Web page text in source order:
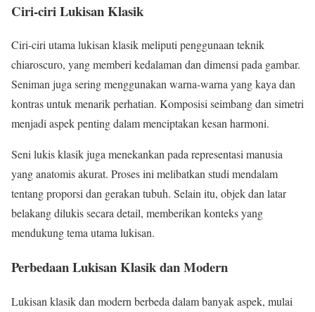
Ciri-ciri Lukisan Klasik
Ciri-ciri utama lukisan klasik meliputi penggunaan teknik
chiaroscuro, yang memberi kedalaman dan dimensi pada gambar.
Seniman juga sering menggunakan warna-warna yang kaya dan
kontras untuk menarik perhatian. Komposisi seimbang dan simetri
menjadi aspek penting dalam menciptakan kesan harmoni.
Seni lukis klasik juga menekankan pada representasi manusia
yang anatomis akurat. Proses ini melibatkan studi mendalam
tentang proporsi dan gerakan tubuh. Selain itu, objek dan latar
belakang dilukis secara detail, memberikan konteks yang
mendukung tema utama lukisan.
Perbedaan Lukisan Klasik dan Modern
Lukisan klasik dan modern berbeda dalam banyak aspek, mulai